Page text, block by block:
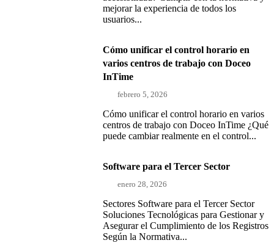
mejorar la experiencia de todos los
usuarios...
Cómo unificar el control horario en
varios centros de trabajo con Doceo
InTime
febrero 5, 2026
Cómo unificar el control horario en varios
centros de trabajo con Doceo InTime ¿Qué
puede cambiar realmente en el control...
Software para el Tercer Sector
enero 28, 2026
Sectores Software para el Tercer Sector
Soluciones Tecnológicas para Gestionar y
Asegurar el Cumplimiento de los Registros
Según la Normativa...